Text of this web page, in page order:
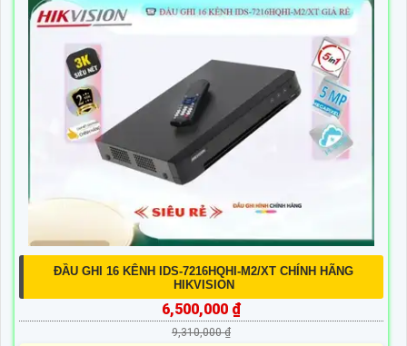
ĐẦU GHI 16 KÊNH IDS-7216HQHI-M2/XT CHÍNH HÃNG
HIKVISION
6,500,000 ₫
9,310,000 ₫